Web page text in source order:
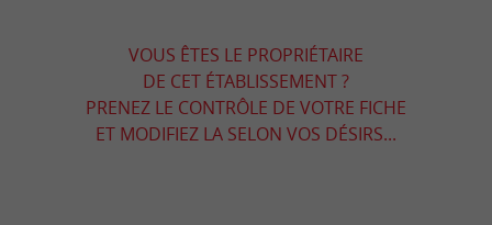
VOUS ÊTES LE PROPRIÉTAIRE
DE CET ÉTABLISSEMENT ?
PRENEZ LE CONTRÔLE DE VOTRE FICHE
ET MODIFIEZ LA SELON VOS DÉSIRS...